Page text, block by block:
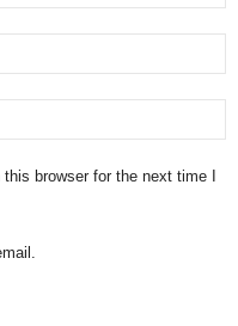
browser for the next time I